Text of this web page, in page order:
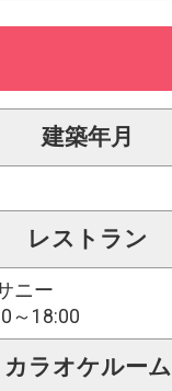
建築年月
レストラン
ニー
～18:00
カラオケルーム